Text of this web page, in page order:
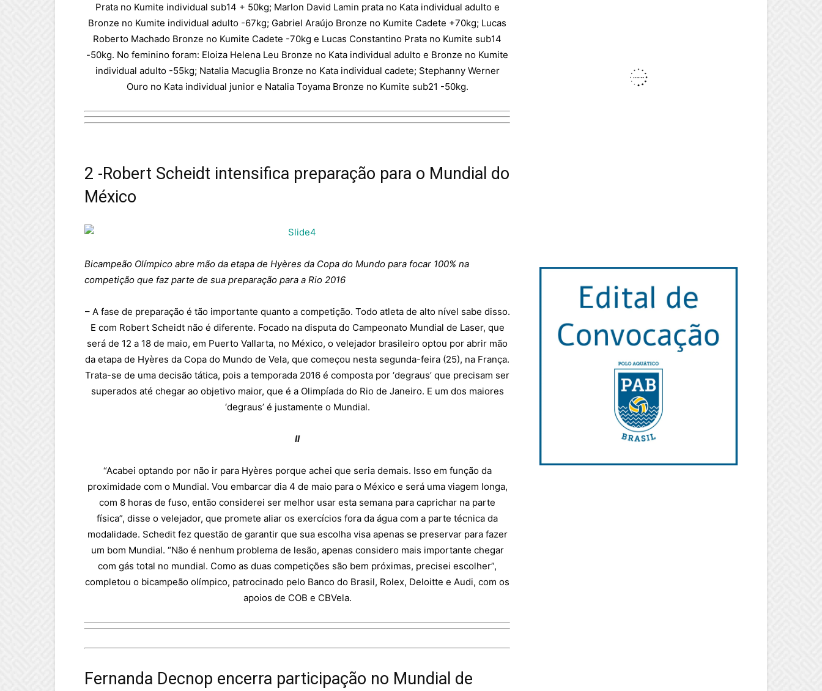
Prata no Kumite individual sub14 + 50kg; Marlon David Lamin prata no Kata individual adulto e
Bronze no Kumite individual adulto -67kg; Gabriel Araújo Bronze no Kumite Cadete +70kg; Lucas
Roberto Machado Bronze no Kumite Cadete -70kg e Lucas Constantino Prata no Kumite sub14
-50kg. No feminino foram: Eloiza Helena Leu Bronze no Kata individual adulto e Bronze no Kumite
individual adulto -55kg; Natalia Macuglia Bronze no Kata individual cadete; Stephanny Werner
Ouro no Kata individual junior e Natalia Toyama Bronze no Kumite sub21 -50kg.
2 -Robert Scheidt intensifica preparação para o Mundial do
México
Bicampeão Olímpico abre mão da etapa de Hyères da Copa do Mundo para focar 100% na
competição que faz parte de sua preparação para a Rio 2016
– A fase de preparação é tão importante quanto a competição. Todo atleta de alto nível sabe disso.
E com Robert Scheidt não é diferente. Focado na disputa do Campeonato Mundial de Laser, que
será de 12 a 18 de maio, em Puerto Vallarta, no México, o velejador brasileiro optou por abrir mão
da etapa de Hyères da Copa do Mundo de Vela, que começou nesta segunda-feira (25), na França.
Trata-se de uma decisão tática, pois a temporada 2016 é composta por ‘degraus’ que precisam ser
superados até chegar ao objetivo maior, que é a Olimpíada do Rio de Janeiro. E um dos maiores
‘degraus’ é justamente o Mundial.
II
“Acabei optando por não ir para Hyères porque achei que seria demais. Isso em função da
proximidade com o Mundial. Vou embarcar dia 4 de maio para o México e será uma viagem longa,
com 8 horas de fuso, então considerei ser melhor usar esta semana para caprichar na parte
física”, disse o velejador, que promete aliar os exercícios fora da água com a parte técnica da
modalidade. Schedit fez questão de garantir que sua escolha visa apenas se preservar para fazer
um bom Mundial. “Não é nenhum problema de lesão, apenas considero mais importante chegar
com gás total no mundial. Como as duas competições são bem próximas, precisei escolher”,
completou o bicampeão olímpico, patrocinado pelo Banco do Brasil, Rolex, Deloitte e Audi, com os
apoios de COB e CBVela.
Fernanda Decnop encerra participação no Mundial de